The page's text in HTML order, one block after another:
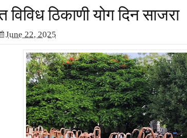
ठिकाणी योग दिन साजरा
June 22, 2025